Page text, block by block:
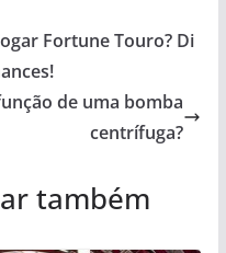
Fortune Touro? Di
de uma bomba
centrífuga?
também